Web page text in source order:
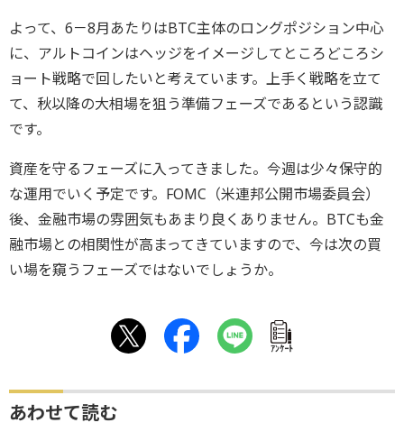
よって、6－8月あたりはBTC主体のロングポジション中心
に、アルトコインはヘッジをイメージしてところどころシ
ョート戦略で回したいと考えています。上手く戦略を立て
て、秋以降の大相場を狙う準備フェーズであるという認識
です。
資産を守るフェーズに入ってきました。今週は少々保守的
な運用でいく予定です。FOMC（米連邦公開市場委員会）
後、金融市場の雰囲気もあまり良くありません。BTCも金
融市場との相関性が高まってきていますので、今は次の買
い場を窺うフェーズではないでしょうか。
ｱﾝｹｰﾄ
あわせて読む